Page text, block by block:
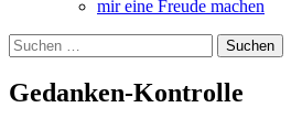
mir eine Freude machen
Suchen
nach:
Gedanken-Kontrolle